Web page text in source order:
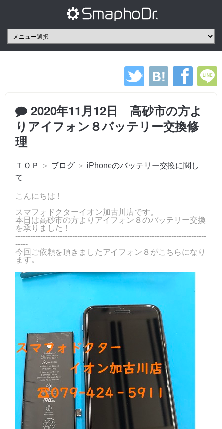
2020年11月12日 高砂市の方よ
りアイフォン８バッテリー交換修
理
ＴＯＰ ＞ ブログ ＞ iPhoneのバッテリー交換に関し
て
こんにちは！
スマフォドクターイオン加古川店です。
本日は高砂市の方よりアイフォン８のバッテリー交換
を承りました！
-----------------------------------------------------------------------------
-----
今回ご依頼を頂きましたアイフォン８がこちらになり
ます。